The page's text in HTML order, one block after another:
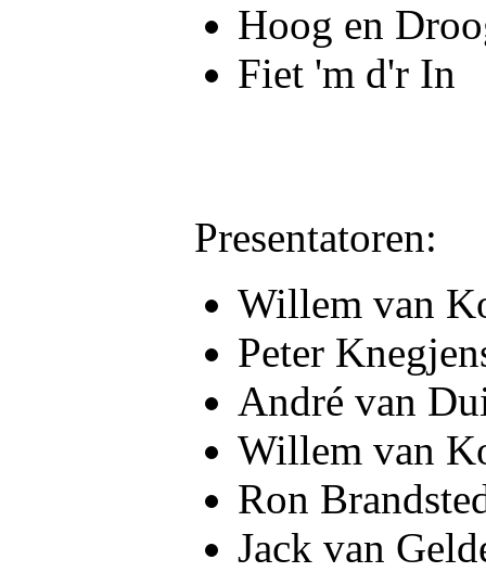
Hoog en
Fiet 'm d'r In
Presentatoren:
Willem van
Peter
André van
Willem van
Ron
Jack van